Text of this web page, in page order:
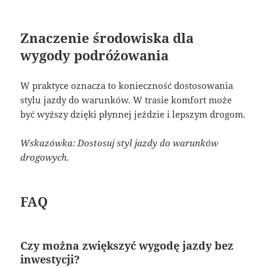
Znaczenie środowiska dla
wygody podróżowania
W praktyce oznacza to konieczność dostosowania
stylu jazdy do warunków. W trasie komfort może
być wyższy dzięki płynnej jeździe i lepszym drogom.
Wskazówka: Dostosuj styl jazdy do warunków
drogowych.
FAQ
Czy można zwiększyć wygodę jazdy bez
inwestycji?